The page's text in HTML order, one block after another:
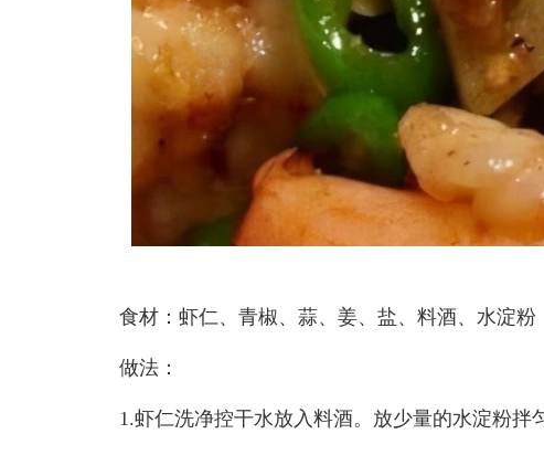
食材：虾仁、青椒、蒜、姜、盐、料酒、水淀粉
做法：
1.虾仁洗净控干水放入料酒。放少量的水淀粉拌